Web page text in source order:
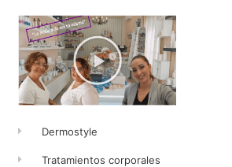
Dermostyle
Tratamientos corporales